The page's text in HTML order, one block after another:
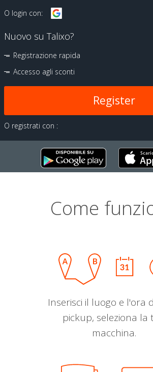
O login con:
Nuovo su Talixo?
Registrazione rapida
Accesso agli sconti
Register
O registrati con :
Come
Inserisci il luogo e l'ora
pickup, seleziona la
macchina.